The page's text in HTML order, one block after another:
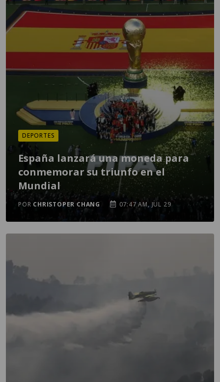
DEPORTES
España lanzará una moneda para
conmemorar su triunfo en el
Mundial
POR CHRISTOPER CHANG 07:47 AM, JUL 29